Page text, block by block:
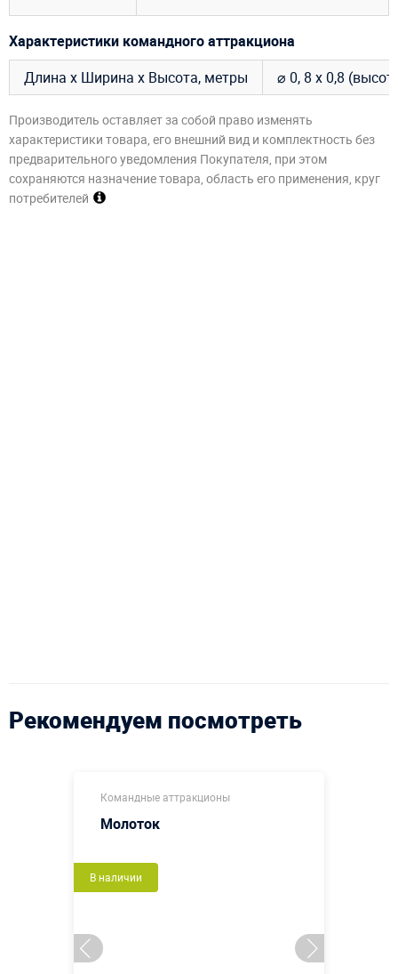
Характеристики командного аттракциона
Длина х Ширина х Высота, метры
⌀ 0, 8 х 0,8
Производитель оставляет за собой право изменять
характеристики товара, его внешний вид и комплектность без
предварительного уведомления Покупателя, при этом
сохраняются назначение товара, область его применения, круг
потребителей
Рекомендуем посмотреть
Командные аттракционы
Молоток
В наличии